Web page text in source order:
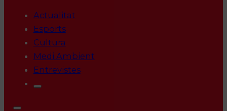
Actualitat
Esports
Cultura
Medi Ambient
Entrevistes